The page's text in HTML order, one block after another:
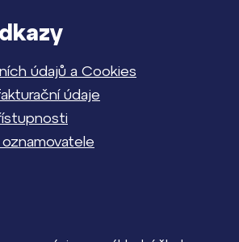
údajů a Cookies
údaje